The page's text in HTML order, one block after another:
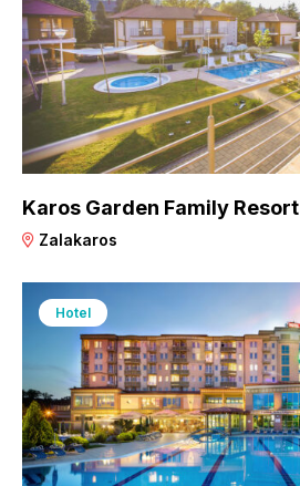
Karos Garden Family Resort
Zalakaros
Hotel